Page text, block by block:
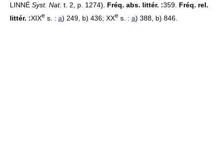
LINNÉ Syst. Nat. t. 2, p. 1274). Fréq. abs. littér. :359. Fréq. rel.
littér. :XIXe s. : a) 249, b) 436; XXe s. : a) 388, b) 846.